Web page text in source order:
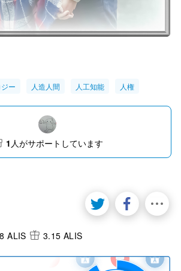
ー 人造人間 人工知能 人権
1 人がサポートしています
ALIS 3.15 ALIS